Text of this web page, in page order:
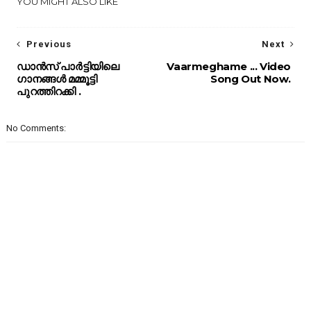
Next
Vaarmeghame ... Video
Song Out Now.
Previous
ഡാൻസ് പാർട്ടിയിലെ
ഗാനങ്ങൾ മമ്മൂട്ടി
പുറത്തിറക്കി .
No Comments: